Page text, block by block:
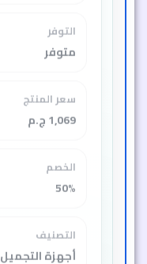
التوفر
متوفر
سعر المنتج
1,069 ج.م
الخصم
50%
التصنيف
أجهزة التجميل